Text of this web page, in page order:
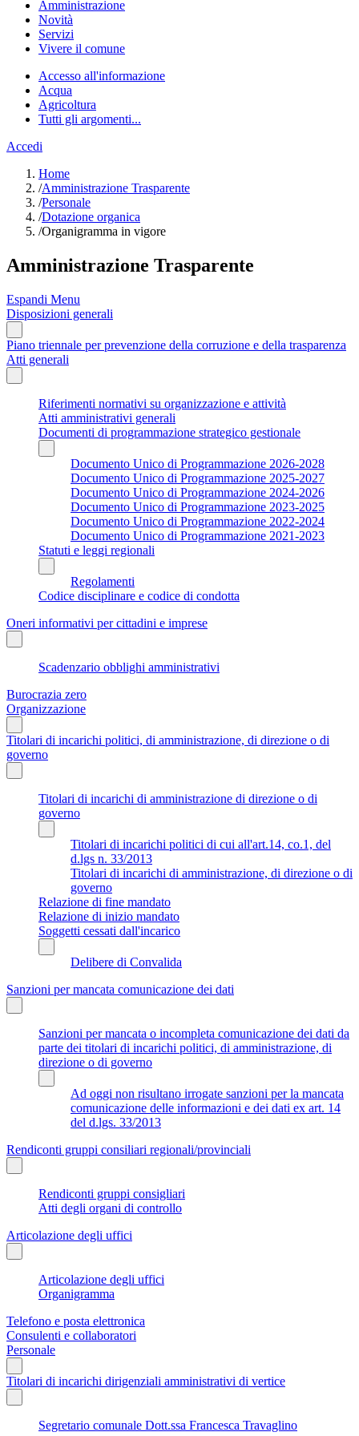
Amministrazione
Novità
Servizi
Vivere il comune
Accesso all'informazione
Acqua
Agricoltura
Tutti gli argomenti...
Accedi
Home
/Amministrazione Trasparente
/Personale
/Dotazione organica
/Organigramma in vigore
Amministrazione Trasparente
Espandi Menu
Disposizioni generali
Piano triennale per prevenzione della corruzione e della trasparenza
Atti generali
Riferimenti normativi su organizzazione e attività
Atti amministrativi generali
Documenti di programmazione strategico gestionale
Documento Unico di Programmazione 2026-2028
Documento Unico di Programmazione 2025-2027
Documento Unico di Programmazione 2024-2026
Documento Unico di Programmazione 2023-2025
Documento Unico di Programmazione 2022-2024
Documento Unico di Programmazione 2021-2023
Statuti e leggi regionali
Regolamenti
Codice disciplinare e codice di condotta
Oneri informativi per cittadini e imprese
Scadenzario obblighi amministrativi
Burocrazia zero
Organizzazione
Titolari di incarichi politici, di amministrazione, di direzione o di
governo
Titolari di incarichi di amministrazione di direzione o di
governo
Titolari di incarichi politici di cui all'art.14, co.1, del
d.lgs n. 33/2013
Titolari di incarichi di amministrazione, di direzione o di
governo
Relazione di fine mandato
Relazione di inizio mandato
Soggetti cessati dall'incarico
Delibere di Convalida
Sanzioni per mancata comunicazione dei dati
Sanzioni per mancata o incompleta comunicazione dei dati da
parte dei titolari di incarichi politici, di amministrazione, di
direzione o di governo
Ad oggi non risultano irrogate sanzioni per la mancata
comunicazione delle informazioni e dei dati ex art. 14
del d.lgs. 33/2013
Rendiconti gruppi consiliari regionali/provinciali
Rendiconti gruppi consigliari
Atti degli organi di controllo
Articolazione degli uffici
Articolazione degli uffici
Organigramma
Telefono e posta elettronica
Consulenti e collaboratori
Personale
Titolari di incarichi dirigenziali amministrativi di vertice
Segretario comunale Dott.ssa Francesca Travaglino